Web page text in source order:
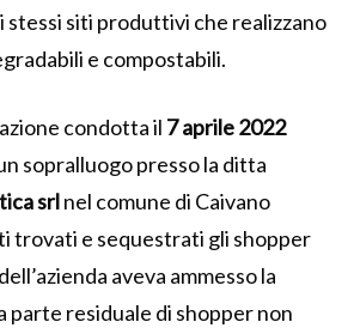
stessi siti produttivi che realizzano
e compostabili.
condotta il 7 aprile 2022
sopralluogo presso la ditta
srlnel comune di Caivano
trovati e sequestrati gli shopper
aveva ammesso la
parte residuale di shopper non